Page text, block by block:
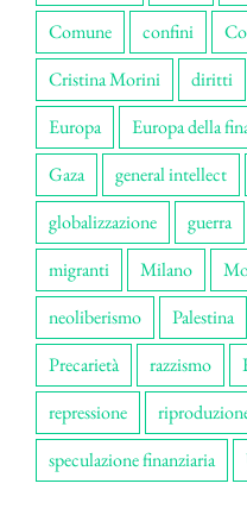
Comune
confini
Cristina Morini
diritti
Europa
Europa della
Gaza
general intellect
globalizzazione
guerra
migranti
Milano
neoliberismo
Palestina
Precarietà
razzismo
repressione
speculazione finanziaria